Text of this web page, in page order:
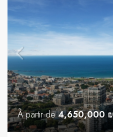
À partir de4,650,000 ₪